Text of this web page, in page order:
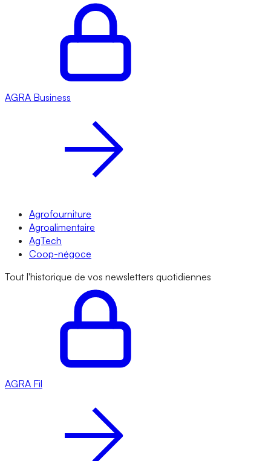
AGRA Business
Agrofourniture
Agroalimentaire
AgTech
Coop-négoce
Tout l'historique de vos newsletters quotidiennes
AGRA Fil